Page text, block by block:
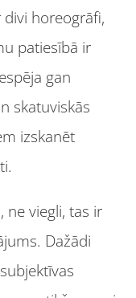
horeogrāfi,
patiesībā ir
gan
skatuviskās
izskanēt
ne viegli, tas ir
Dažādi